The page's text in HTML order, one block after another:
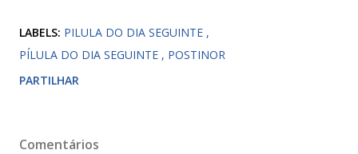
LABELS: PILULA DO DIA SEGUINTE
PÍLULA DO DIA SEGUINTE
POSTINOR
PARTILHAR
Comentários